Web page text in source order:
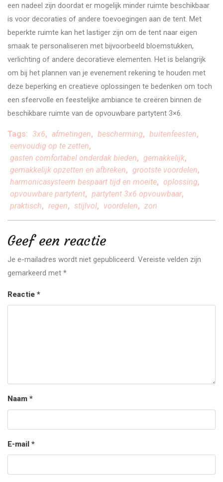
een nadeel zijn doordat er mogelijk minder ruimte beschikbaar
is voor decoraties of andere toevoegingen aan de tent. Met
beperkte ruimte kan het lastiger zijn om de tent naar eigen
smaak te personaliseren met bijvoorbeeld bloemstukken,
verlichting of andere decoratieve elementen. Het is belangrijk
om bij het plannen van je evenement rekening te houden met
deze beperking en creatieve oplossingen te bedenken om toch
een sfeervolle en feestelijke ambiance te creëren binnen de
beschikbare ruimte van de opvouwbare partytent 3×6.
Tags: 3x6, afmetingen, bescherming, buitenfeesten,
eenvoudig op te zetten,
gasten comfortabel onderdak bieden, gemakkelijk,
gemakkelijk opzetten en afbreken, grootste voordelen,
harmonicasysteem bespaart tijd en moeite, oplossing,
opvouwbare partytent, partytent 3x6 opvouwbaar,
praktisch, regen, stijlvol, voordelen, zon
Geef een reactie
Je e-mailadres wordt niet gepubliceerd. Vereiste velden zijn
gemarkeerd met *
Reactie *
Naam *
E-mail *